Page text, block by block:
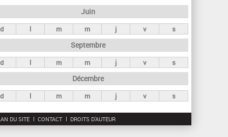
Juin
d l m m j v s
Septembre
d l m m j v s
Décembre
d l m m j v s
DU SITE CONTACT DROITS D'AUTEUR